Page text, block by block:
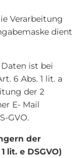
Verarbeitung
dient
ist bei
6 Abs. 1 lit. a
der 2
E- Mail
GVO.
der
lit. e DSGVO)